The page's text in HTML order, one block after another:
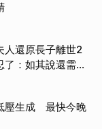
人還原長子離世2
：如其說還需要
壓生成 最快今晚